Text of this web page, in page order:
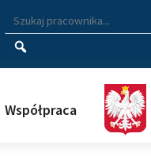
Wyszukiwarka
Wpisz nazwisko,
Współpraca